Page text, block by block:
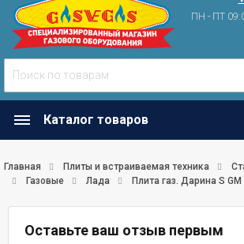
ПН - ПТ
Каталог товаров
Главная Плиты и встраиваемая техника
Газовые
Лада Плита газ. Дарина S GM
Оставьте ваш отзыв первым